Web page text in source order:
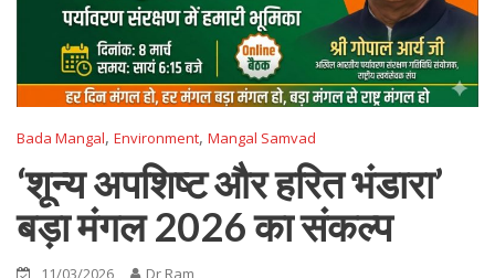
Bada Mangal, Environment, Mangal Samvad
‘शून्य अपशिष्ट और हरित भंडारा’
बड़ा मंगल 2026 का संकल्प
11/03/2026
Dr Ram